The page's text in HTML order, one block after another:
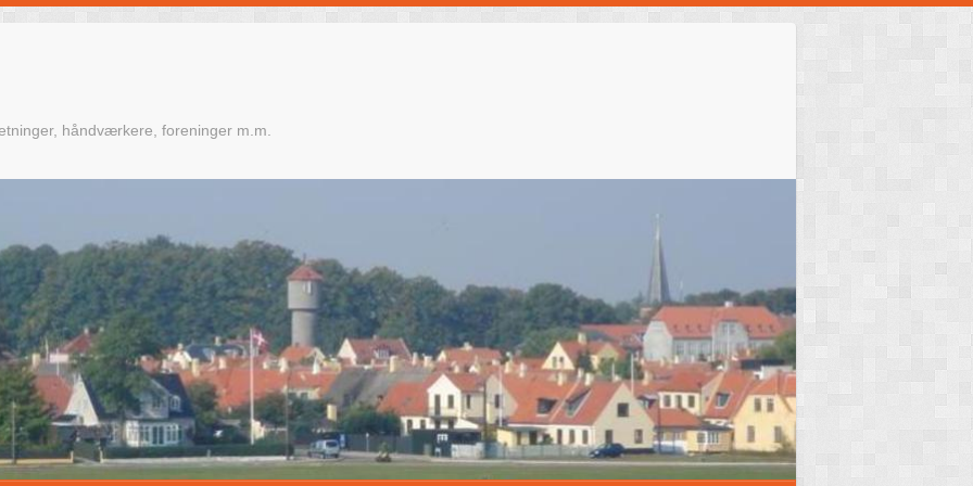
håndværkere, foreninger m.m.